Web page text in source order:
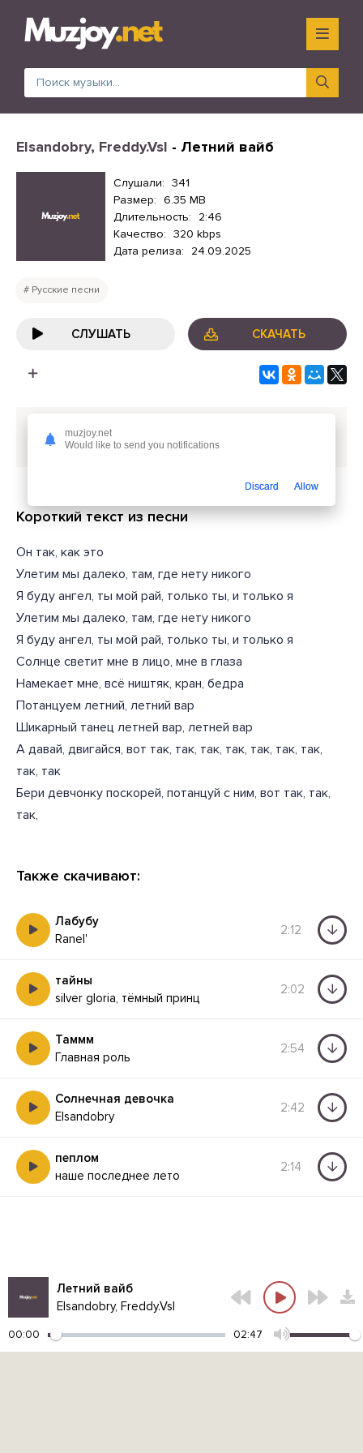
Elsandobry, Freddy.Vsl - Летний вайб
Слушали: 341
Размер: 6.35 MB
Длительность:
2:46
Качество: 320 kbps
Дата релиза:
24.09.2025
Русские песни
СЛУШАТЬ СКАЧАТЬ
Скачать песню
или слушать бесплатно
Короткий текст из песни
Он так, как это
Улетим мы далеко, там, где нету никого
Я буду ангел, ты мой рай, только ты, и только я
Улетим мы далеко, там, где нету никого
Я буду ангел, ты мой рай, только ты, и только я
Солнце светит мне в лицо, мне в глаза
Намекает мне, всё ништяк, кран, бедра
Потанцуем летний, летний вар
Шикарный танец летней вар, летней вар
А давай, двигайся, вот так, так, так, так, так, так, так,
так, так
Бери девчонку поскорей, потанцуй с ним, вот так, так,
так,
Также скачивают:
Лабубу
Ranel'
2:12
тайны
silver gloria, тёмный принц
2:02
Таммм
Главная роль
2:54
Солнечная девочка
Elsandobry
2:42
пеплом
наше последнее лето
2:14
Летний вайб
Elsandobry, Freddy.Vsl
00:00 02:47
muzjoy.net
Would like to send you notifications
Discard Allow